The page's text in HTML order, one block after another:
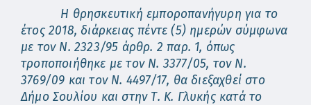
Η θρησκευτική εμποροπανήγυρη για το
έτος 2018, διάρκειας πέντε (5) ημερών σύμφωνα
με τον Ν. 2323/95 άρθρ. 2 παρ. 1, όπως
τροποποιήθηκε με τον Ν. 3377/05, τον Ν.
3769/09 και τον Ν. 4497/17, θα διεξαχθεί στο
Δήμο Σουλίου και στην Τ. Κ. Γλυκής κατά το